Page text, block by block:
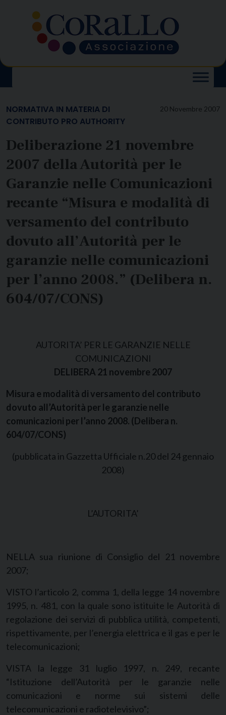
content
20 Novembre 2007
NORMATIVA IN MATERIA DI
CONTRIBUTO PRO AUTHORITY
Deliberazione 21 novembre
2007 della Autorità per le
Garanzie nelle Comunicazioni
recante “Misura e modalità di
versamento del contributo
dovuto all’Autorità per le
garanzie nelle comunicazioni
per l’anno 2008.” (Delibera n.
604/07/CONS)
AUTORITA’ PER LE GARANZIE NELLE
COMUNICAZIONI
DELIBERA 21 novembre 2007
Misura e modalità di versamento del contributo
dovuto all’Autorità per le garanzie nelle
comunicazioni per l’anno 2008. (Delibera n.
604/07/CONS)
(pubblicata in Gazzetta Ufficiale n.20 del 24 gennaio
2008)
L’AUTORITA’
NELLA sua riunione di Consiglio del 21 novembre
2007;
VISTO l’articolo 2, comma 1, della legge 14 novembre
1995, n. 481, con la quale sono istituite le Autorità di
regolazione dei servizi di pubblica utilità, competenti,
rispettivamente, per l’energia elettrica e il gas e per le
telecomunicazioni;
VISTA la legge 31 luglio 1997, n. 249, recante
“Istituzione dell’Autorità per le garanzie nelle
comunicazioni e norme sui sistemi delle
telecomunicazioni e radiotelevisivo”;